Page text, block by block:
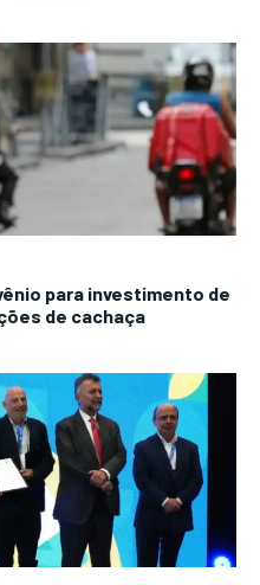
para investimento de
de cachaça